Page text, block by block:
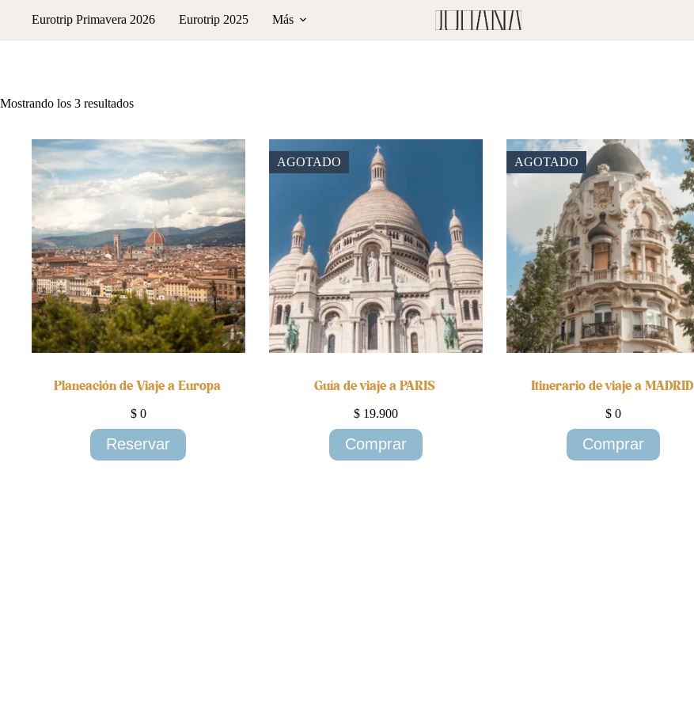
Eurotrip Primavera 2026 Eurotrip 2025 Más
Mostrando los 3 resultadosOrdenado
últimos
Planeación de Viaje a Europa
$0
Reservar
AGOTADO
Guía de viaje a PARIS
$19.900
Comprar
AGOTADO
Itinerario de viaje a MADRID
$0
Comprar